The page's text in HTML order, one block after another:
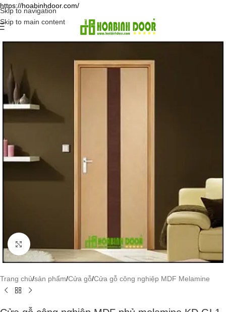
https://hoabinhdoor.com/
Skip to navigation
Skip to main content
Click to enlarge
Trang chủ/sản phẩm/Cửa gỗ/Cửa gỗ công nghiệp MDF Melamine